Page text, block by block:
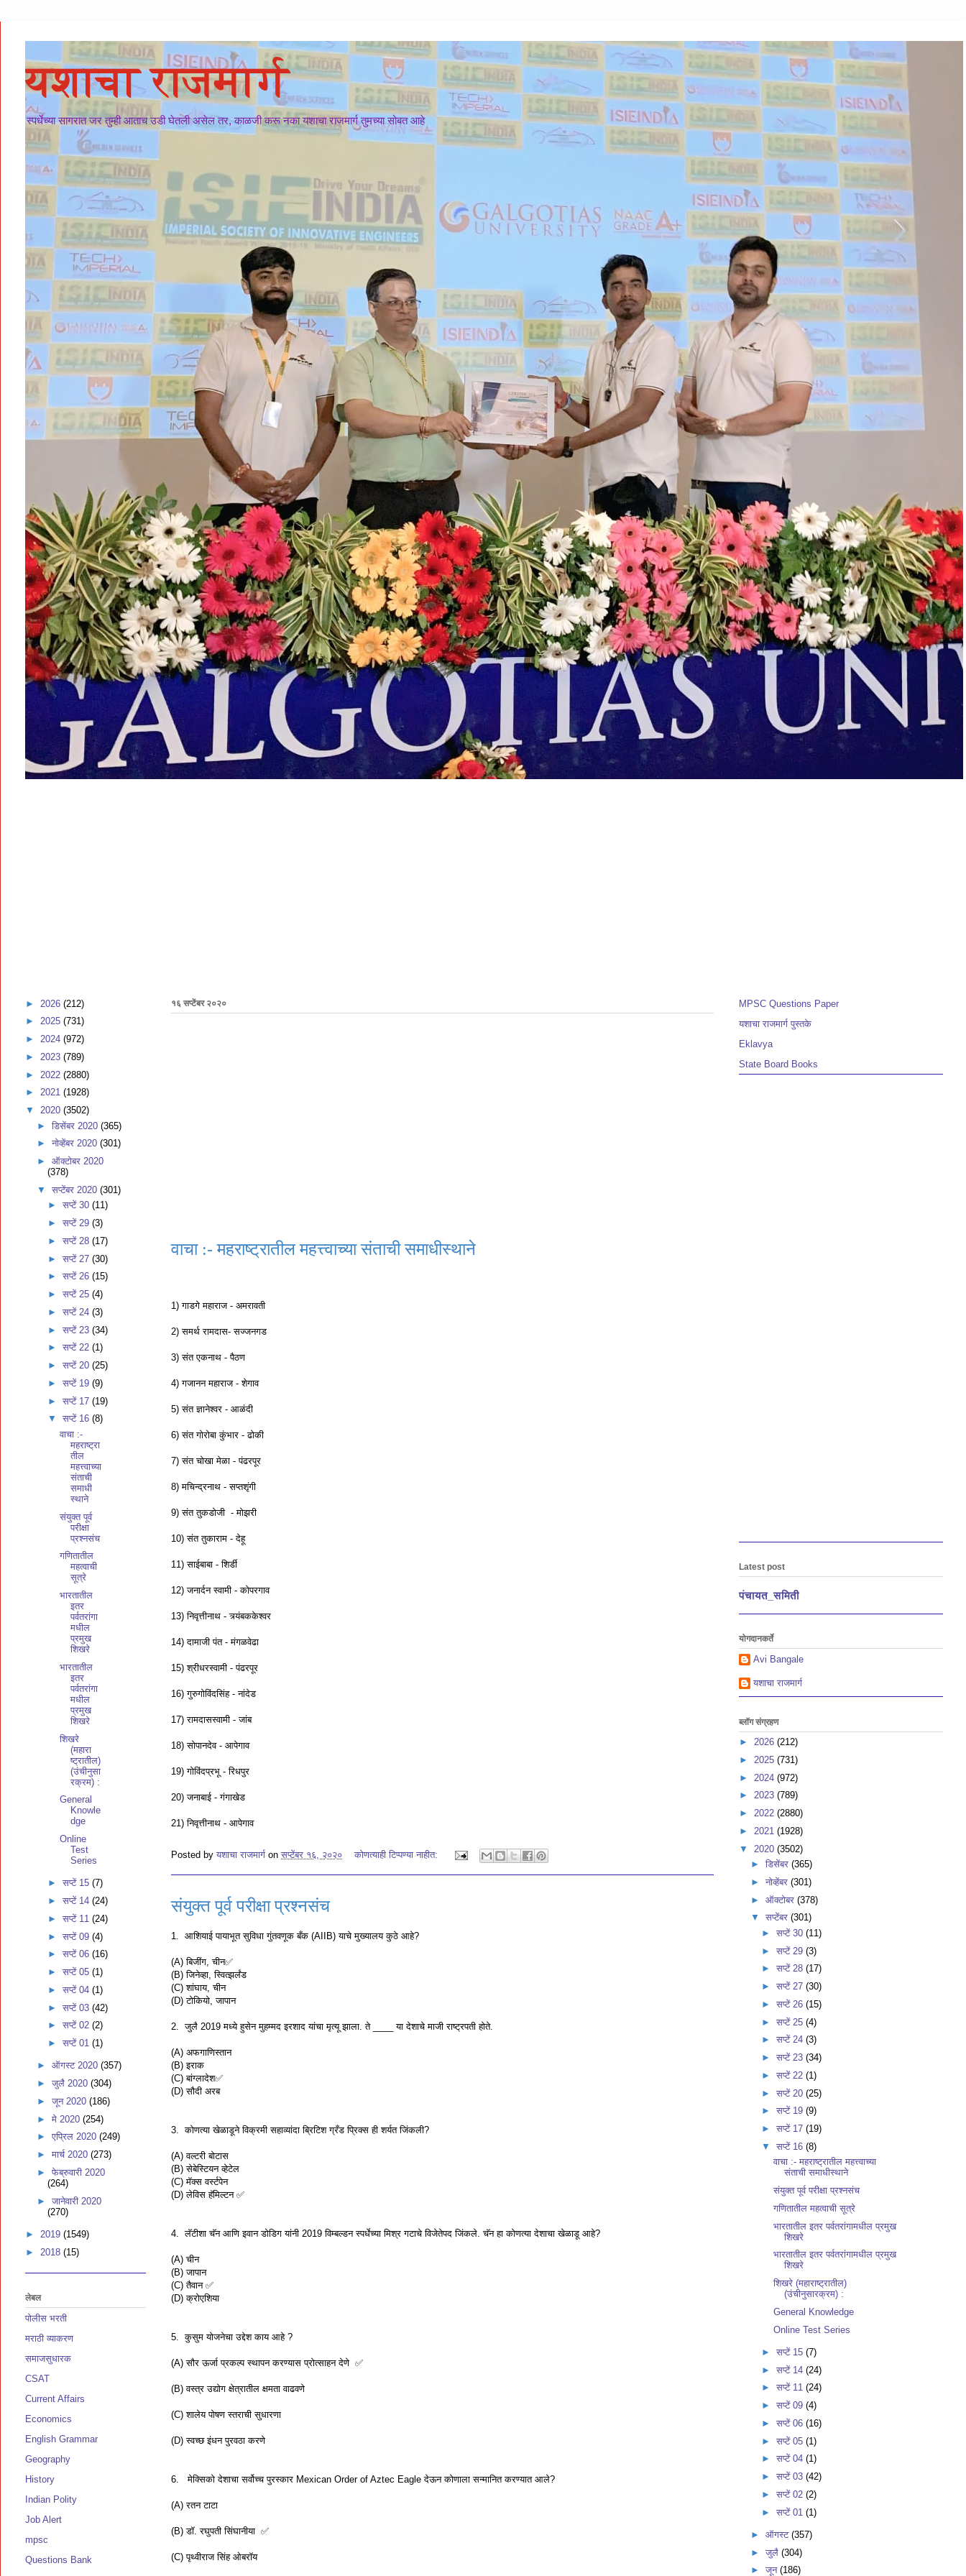
यशाचा राजमार्ग
स्पर्धेच्या सागरात जर तुम्ही आताच उडी घेतली असेल तर, काळजी करू नका यशाचा राजमार्ग तुमच्या सोबत आहे
१६ सप्टेंबर २०२०
वाचा :- महराष्ट्रातील महत्त्वाच्या संताची समाधीस्थाने
1) गाडगे महाराज - अमरावती
2) समर्थ रामदास- सज्जनगड
3) संत एकनाथ - पैठण
4) गजानन महाराज - शेगाव
5) संत ज्ञानेश्वर - आळंदी
6) संत गोरोबा कुंभार - ढोकी
7) संत चोखा मेळा - पंढरपूर
8) मचिन्द्रनाथ - सप्तशृंगी
9) संत तुकडोजी - मोझरी
10) संत तुकाराम - देहू
11) साईबाबा - शिर्डी
12) जनार्दन स्वामी - कोपरगाव
13) निवृत्तीनाथ - त्र्यंबककेश्वर
14) दामाजी पंत - मंगळवेढा
15) श्रीधरस्वामी - पंढरपूर
16) गुरुगोविंदसिंह - नांदेड
17) रामदासस्वामी - जांब
18) सोपानदेव - आपेगाव
19) गोविंदप्रभू - रिधपुर
20) जनाबाई - गंगाखेड
21) निवृत्तीनाथ - आपेगाव
Posted by यशाचा राजमार्ग on सप्टेंबर १६, २०२० कोणत्याही टिप्पण्‍या नाहीत:
संयुक्त पूर्व परीक्षा प्रश्नसंच
1. आशियाई पायाभूत सुविधा गुंतवणूक बँक (AIIB) याचे मुख्यालय कुठे आहे?
(A) बिजींग, चीन✅
(B) जिनेव्हा, स्वित्झर्लंड
(C) शांघाय, चीन
(D) टोकियो, जापान
2. जुलै 2019 मध्ये हुसेन मुहम्मद इरशाद यांचा मृत्यू झाला. ते ____ या देशाचे माजी राष्ट्रपती होते.
(A) अफगाणिस्तान
(B) इराक
(C) बांग्लादेश✅
(D) सौदी अरब
3. कोणत्या खेळाडूने विक्रमी सहाव्यांदा ब्रिटिश ग्रँड प्रिक्स ही शर्यत जिंकली?
(A) वल्टरी बोटास
(B) सेबेस्टियन व्हेटेल
(C) मॅक्स वर्स्टपेन
(D) लेविस हॅमिल्टन ✅
4. लॅटीशा चॅन आणि इवान डोडिग यांनी 2019 विम्बल्डन स्पर्धेच्या मिश्र गटाचे विजेतेपद जिंकले. चॅन हा कोणत्या देशाचा खेळाडू आहे?
(A) चीन
(B) जापान
(C) तैवान ✅
(D) क्रोएशिया
5. कुसुम योजनेचा उद्देश काय आहे ?
(A) सौर ऊर्जा प्रकल्प स्थापन करण्यास प्रोत्साहन देणे ✅
(B) वस्त्र उद्योग क्षेत्रातील क्षमता वाढवणे
(C) शालेय पोषण स्तराची सुधारणा
(D) स्वच्छ इंधन पुरवठा करणे
6. मेक्सिको देशाचा सर्वोच्च पुरस्कार Mexican Order of Aztec Eagle देऊन कोणाला सन्मानित करण्यात आले?
(A) रतन टाटा
(B) डॉ. रघुपती सिंघानीया ✅
(C) पृथ्वीराज सिंह ओबरॉय
► 2026 (212)
► 2025 (731)
► 2024 (972)
► 2023 (789)
► 2022 (2880)
► 2021 (1928)
▼ 2020 (3502)
► डिसेंबर 2020 (365)
► नोव्हेंबर 2020 (301)
► ऑक्टोबर 2020
(378)
▼ सप्टेंबर 2020 (301)
►सप्टें 30(11)
►सप्टें 29(3)
►सप्टें 28(17)
►सप्टें 27(30)
►सप्टें 26(15)
►सप्टें 25(4)
►सप्टें 24(3)
►सप्टें 23(34)
►सप्टें 22(1)
►सप्टें 20(25)
►सप्टें 19(9)
►सप्टें 17(19)
▼सप्टें 16(8)
वाचा :-
महराष्ट्रा
तील
महत्त्वाच्या
संताची
समाधी
स्थाने
संयुक्त पूर्व
परीक्षा
प्रश्नसंच
गणितातील
महत्वाची
सूत्रे
भारतातील
इतर
पर्वतरांगा
मधील
प्रमुख
शिखरे
भारतातील
इतर
पर्वतरांगा
मधील
प्रमुख
शिखरे
शिखरे
(महारा
ष्ट्रातील)
(उंचीनुसा
रक्रम) :
General
Knowle
dge
Online
Test
Series
►सप्टें 15(7)
►सप्टें 14(24)
►सप्टें 11(24)
►सप्टें 09(4)
►सप्टें 06(16)
►सप्टें 05(1)
►सप्टें 04(1)
►सप्टें 03(42)
►सप्टें 02(2)
►सप्टें 01(1)
► ऑगस्ट 2020 (357)
► जुलै 2020 (304)
► जून 2020 (186)
► मे 2020 (254)
► एप्रिल 2020 (249)
► मार्च 2020 (273)
► फेब्रुवारी 2020
(264)
► जानेवारी 2020
(270)
► 2019 (1549)
► 2018 (15)
लेबल
पोलीस भरती
मराठी व्याकरण
समाजसुधारक
CSAT
Current Affairs
Economics
English Grammar
Geography
History
Indian Polity
Job Alert
mpsc
Questions Bank
MPSC Questions Paper
यशाचा राजमार्ग पुस्तके
Eklavya
State Board Books
Latest post
पंचायत_समिती
योगदानकर्ते
Avi Bangale
यशाचा राजमार्ग
ब्लॉग संग्रहण
► 2026 (212)
► 2025 (731)
► 2024 (972)
► 2023 (789)
► 2022 (2880)
► 2021 (1928)
▼ 2020 (3502)
► डिसेंबर (365)
► नोव्हेंबर (301)
► ऑक्टोबर (378)
▼ सप्टेंबर (301)
►सप्टें 30(11)
►सप्टें 29(3)
►सप्टें 28(17)
►सप्टें 27(30)
►सप्टें 26(15)
►सप्टें 25(4)
►सप्टें 24(3)
►सप्टें 23(34)
►सप्टें 22(1)
►सप्टें 20(25)
►सप्टें 19(9)
►सप्टें 17(19)
▼सप्टें 16(8)
वाचा :- महराष्ट्रातील महत्त्वाच्या
संताची समाधीस्थाने
संयुक्त पूर्व परीक्षा प्रश्नसंच
गणितातील महत्वाची सूत्रे
भारतातील इतर पर्वतरांगामधील प्रमुख
शिखरे
भारतातील इतर पर्वतरांगामधील प्रमुख
शिखरे
शिखरे (महाराष्ट्रातील)
(उंचीनुसारक्रम) :
General Knowledge
Online Test Series
►सप्टें 15(7)
►सप्टें 14(24)
►सप्टें 11(24)
►सप्टें 09(4)
►सप्टें 06(16)
►सप्टें 05(1)
►सप्टें 04(1)
►सप्टें 03(42)
►सप्टें 02(2)
►सप्टें 01(1)
► ऑगस्ट (357)
► जुलै (304)
► जून (186)